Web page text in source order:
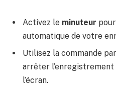
Activez le minuteur
automatique de votre
Utilisez la commande
arrêter l’enregistrement
l’écran.